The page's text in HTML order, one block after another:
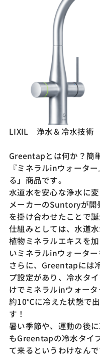
LIXIL 浄水＆冷水技
Greentapとは何か？簡
『ミネラルinウォータ
る」商品です。
水道水を安心な浄水に
メーカーのSuntoryが開
を掛け合わせたことで誕
仕組みとしては、水道
植物ミネラルエキスを
いミネラルinウォーター
さらに、Greentapには
プ設定があり、冷水タ
けでミネラルinウォー
約10℃に冷えた状態で
す！
暑い季節や、運動の後
もGreentapの冷水タイ
て来るというわけなんで